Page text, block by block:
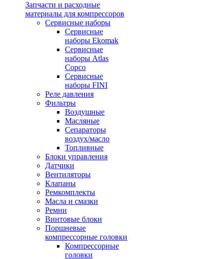
Запчасти и расходные
материалы для компрессоров
Cервисные наборы
Сервисные
наборы Ekomak
Cервисные
наборы Atlas
Copco
Сервисные
наборы FINI
Реле давления
Фильтры
Воздушные
Масляные
Сепараторы
воздух/масло
Топливные
Блоки управления
Датчики
Вентиляторы
Клапаны
Ремкомплекты
Масла и смазки
Ремни
Винтовые блоки
Поршневые
компрессорные головки
Компрессорные
головки